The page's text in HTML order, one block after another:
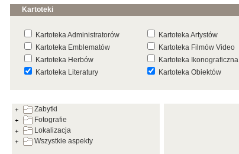
Kartoteki
Kartoteka Administratorów Kartoteka Artystów
Kartoteka Emblematów
Kartoteka Filmów Video
Kartoteka Herbów
Kartoteka Ikonograficzna
Kartoteka Literatury
Kartoteka Obiektów
Kartoteka Warsztatów
Kartoteka Zabytków
Zabytki
Fotografie
Lokalizacja
Wszystkie aspekty